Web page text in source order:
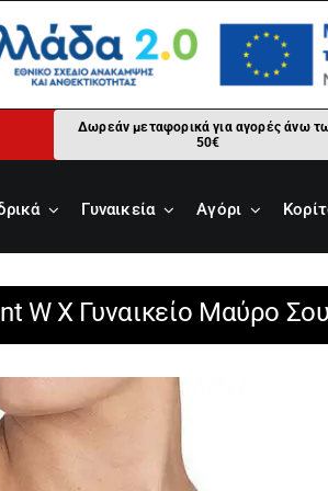
Δωρεάν μεταφορικά για αγορές άνω
50€
Γυναικεία Αγόρι
W X Γυναικείο Μαύρο